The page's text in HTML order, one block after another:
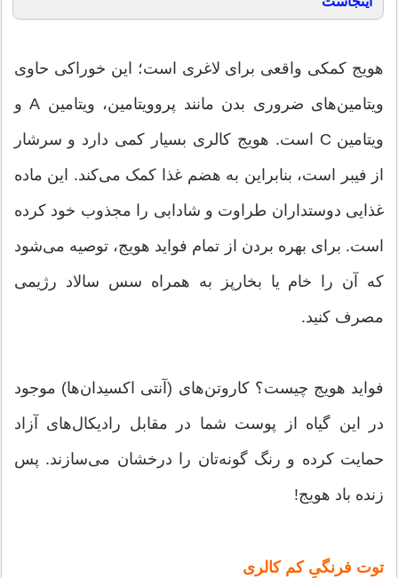
هویج کمکی واقعی برای لاغری است؛ این خوراکی حاوی
ویتامین‌های ضروری بدن مانند پروویتامین، ویتامین A و
ویتامین C است. هویج کالری بسیار کمی دارد و سرشار
از فیبر است، بنابراین به هضم غذا کمک می‌کند. این ماده
غذایی دوستداران طراوت و شادابی را مجذوب خود کرده
است. برای بهره بردن از تمام فواید هویج، توصیه می‌شود
که آن را خام یا بخارپز به همراه سس سالاد رژیمی
مصرف کنید.
فواید هویج چیست؟ کاروتن‌های (آنتی اکسیدان‌ها) موجود
در این گیاه از پوست شما در مقابل رادیکال‌های آزاد
حمایت کرده و رنگ گونه‌تان را درخشان می‌سازند. پس
زنده باد هویج!
توت فرنگیِ کم کالری